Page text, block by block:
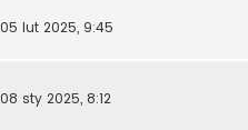
05 lut 2025, 9:45
08 sty 2025, 8:12